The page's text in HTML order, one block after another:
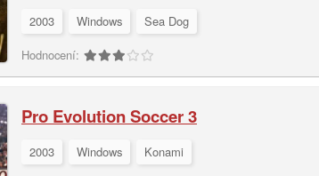
2003 Windows
Sea Dog
Hodnocení:
Pro Evolution Soccer 3
2003 Windows
Konami